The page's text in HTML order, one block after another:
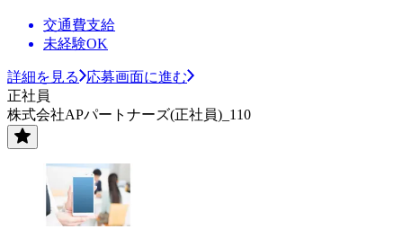
交通費支給
未経験OK
詳細を見る
応募画面に進む
正社員
株式会社APパートナーズ(正社員)_110